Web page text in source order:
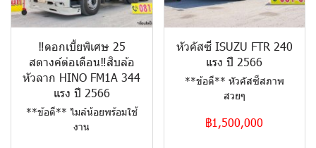
‼️ดอกเบี้ยพิเศษ 25
สตางค์ต่อเดือน‼️สิบล้อ
หัวลาก HINO FM1A 344
แรง ปี 2566
**ข้อดี** ไมล์น้อยพร้อมใช้
งาน
หัวคัสซี ISUZU FTR 240
แรง ปี 2566
**ข้อดี** หัวคัสซีสภาพ
สวยๆ
฿1,500,000